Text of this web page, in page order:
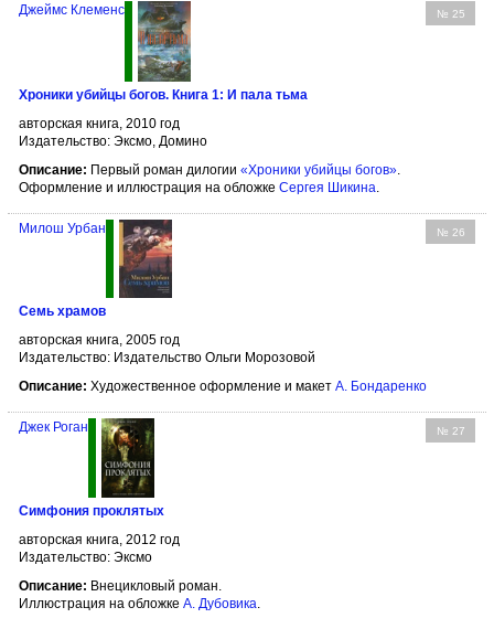
№ 25
Джеймс Клеменс
Хроники убийцы богов. Книга 1: И пала тьма
авторская книга, 2010 год
Издательство: Эксмо, Домино
Описание: Первый роман дилогии «Хроники убийцы богов».
Оформление и иллюстрация на обложке Сергея Шикина.
№ 26
Милош Урбан
Семь храмов
авторская книга, 2005 год
Издательство: Издательство Ольги Морозовой
Описание: Художественное оформление и макет А. Бондаренко
№ 27
Джек Роган
Симфония проклятых
авторская книга, 2012 год
Издательство: Эксмо
Описание: Внецикловый роман.
Иллюстрация на обложке А. Дубовика.